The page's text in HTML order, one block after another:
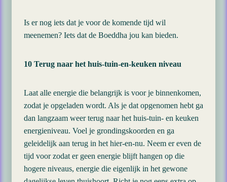
Is er nog iets dat je voor de komende tijd wil
meenemen? Iets dat de Boeddha jou kan bieden.
10 Terug naar het huis-tuin-en-keuken niveau
Laat alle energie die belangrijk is voor je binnenkomen,
zodat je opgeladen wordt. Als je dat opgenomen hebt ga
dan langzaam weer terug naar het huis-tuin- en keuken
energieniveau. Voel je grondingskoorden en ga
geleidelijk aan terug in het hier-en-nu. Neem er even de
tijd voor zodat er geen energie blijft hangen op die
hogere niveaus, energie die eigenlijk in het gewone